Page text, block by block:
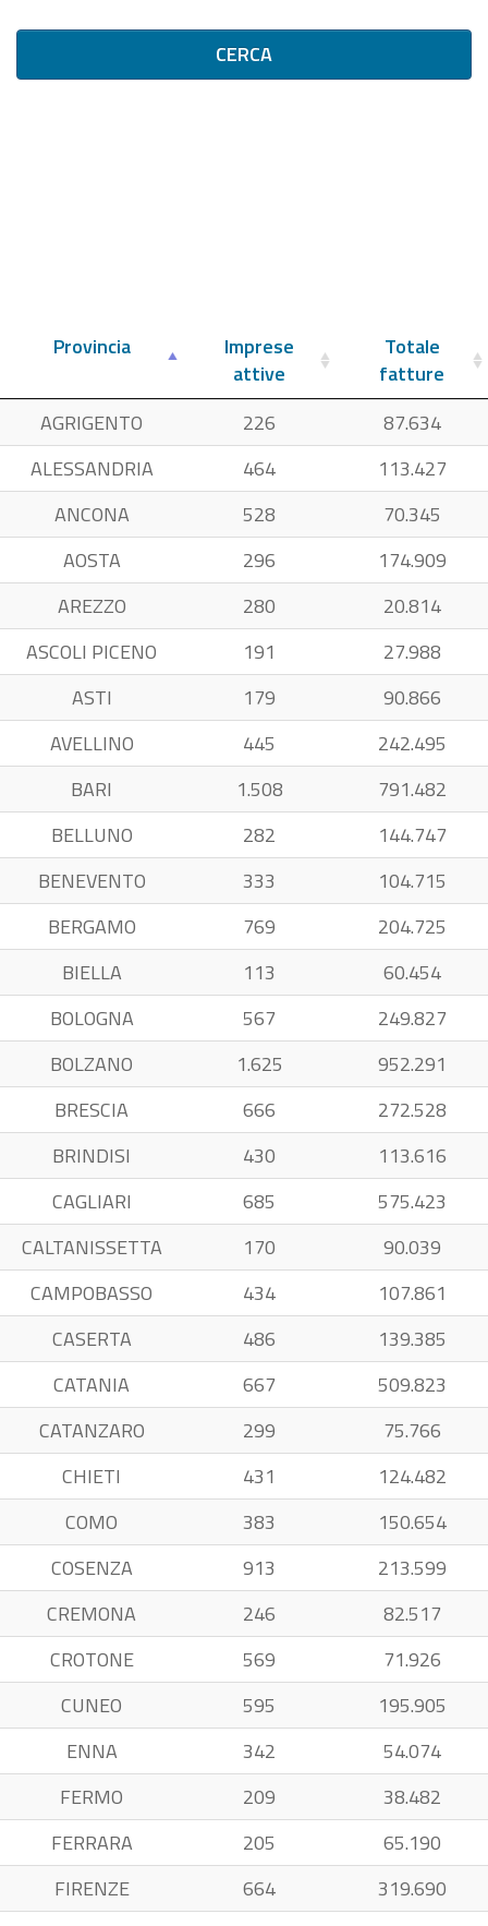
CERCA
Provincia
Imprese
attive
Totale
fatture
AGRIGENTO
226
87.634
ALESSANDRIA
464
113.427
ANCONA
528
70.345
AOSTA
296
174.909
AREZZO
280
20.814
ASCOLI PICENO
191
27.988
ASTI
179
90.866
AVELLINO
445
242.495
BARI
1.508
791.482
BELLUNO
282
144.747
BENEVENTO
333
104.715
BERGAMO
769
204.725
BIELLA
113
60.454
BOLOGNA
567
249.827
BOLZANO
1.625
952.291
BRESCIA
666
272.528
BRINDISI
430
113.616
CAGLIARI
685
575.423
CALTANISSETTA
170
90.039
CAMPOBASSO
434
107.861
CASERTA
486
139.385
CATANIA
667
509.823
CATANZARO
299
75.766
CHIETI
431
124.482
COMO
383
150.654
COSENZA
913
213.599
CREMONA
246
82.517
CROTONE
569
71.926
CUNEO
595
195.905
ENNA
342
54.074
FERMO
209
38.482
FERRARA
205
65.190
FIRENZE
664
319.690